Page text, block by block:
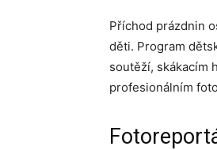
Příchod prázdnin
děti. Program
soutěží, skákacím
profesionálním